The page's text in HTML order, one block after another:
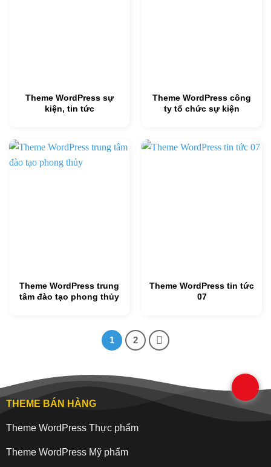
Theme WordPress sự
kiện, tin tức
Theme WordPress công
ty tổ chức sự kiện
Theme WordPress trung
tâm đào tạo phong thủy
Theme WordPress tin tức
07
1 2
THEME BÁN HÀNG
Theme WordPress Thực phẩm
Theme WordPress Mỹ phẩm